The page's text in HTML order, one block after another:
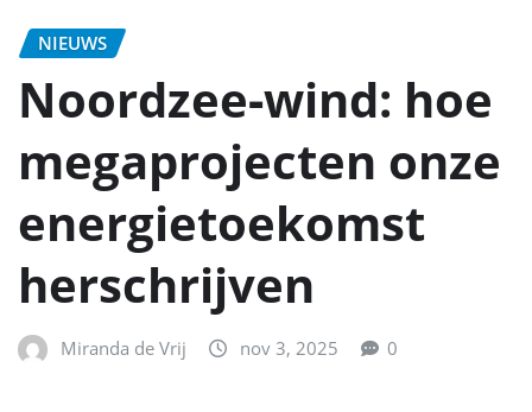
NIEUWS
Noordzee‑wind: hoe
megaprojecten onze
energietoekomst
herschrijven
Miranda de Vrij nov 3, 2025 0